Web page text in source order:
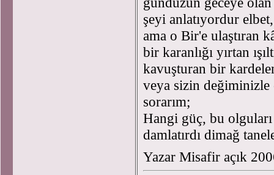
şeyi anlatıyordur
ama o Bir'e ulaştıran
bir karanlığı yırtan
kavuşturan bir
veya sizin değiminizle
sorarım;
Hangi güç, bu
damlatırdı dimağ
Yazar Misafir açık